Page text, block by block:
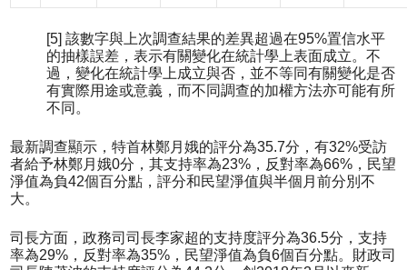
[5] 該數字與上次調查結果的差異超過在95%置信水平
的抽樣誤差，表示有關變化在統計學上表面成立。不
過，變化在統計學上成立與否，並不等同有關變化是否
有實際用途或意義，而不同調查的加權方法亦可能有所
不同。
最新調查顯示，特首林鄭月娥的評分為35.7分，有32%受訪
者給予林鄭月娥0分，其支持率為23%，反對率為66%，民望
淨值為負42個百分點，評分和民望淨值與半個月前分別不
大。
司長方面，政務司司長李家超的支持度評分為36.5分，支持
率為29%，反對率為35%，民望淨值為負6個百分點。財政司